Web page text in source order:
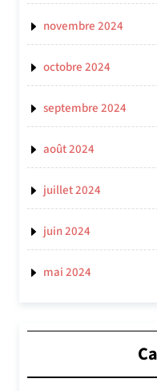
novembre 2024
octobre 2024
septembre 2024
août 2024
juillet 2024
juin 2024
mai 2024